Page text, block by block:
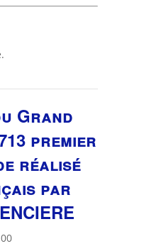
Grand
premier
réalisé
par